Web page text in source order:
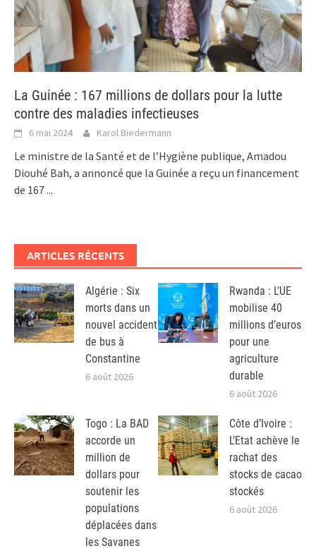
La Guinée : 167 millions de dollars pour la lutte
contre des maladies infectieuses
6 mai 2024 Karol Biedermann
Le ministre de la Santé et de l’Hygiène publique, Amadou
Diouhé Bah, a annoncé que la Guinée a reçu un financement
de 167...
ARTICLES RÉCENTS
Algérie : Six
morts dans un
nouvel accident
de bus à
Constantine
6 août 2026
Rwanda : L’UE
mobilise 40
millions d’euros
pour une
agriculture
durable
6 août 2026
Togo : La BAD
accorde un
million de
dollars pour
soutenir les
populations
déplacées dans
les Savanes
Côte d’Ivoire :
L’Etat achève le
rachat des
stocks de cacao
stockés
6 août 2026